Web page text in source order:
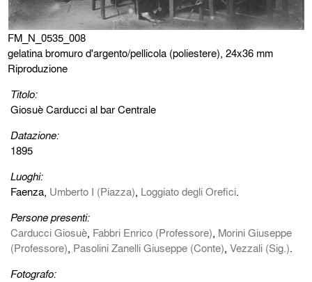
FM_N_0535_008
gelatina bromuro d'argento/pellicola (poliestere), 24x36 mm
Riproduzione
Titolo:
Giosuè Carducci al bar Centrale
Datazione:
1895
Luoghi:
Faenza, Umberto I (Piazza), Loggiato degli Orefici.
Persone presenti:
Carducci Giosuè, Fabbri Enrico (Professore), Morini Giuseppe
(Professore), Pasolini Zanelli Giuseppe (Conte),Vezzali (Sig.).
Fotografo: